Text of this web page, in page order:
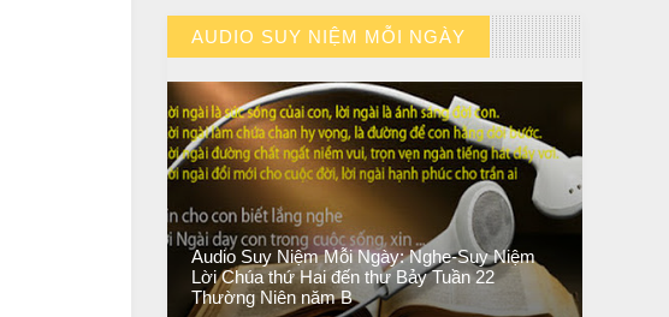
AUDIO SUY NIỆM MỖI NGÀY
// VIEW MORE BY AUDIO SUY NIỆM MỖI NGÀY
Audio Suy Niệm Mỗi Ngày: Nghe-Suy Niệm
Lời Chúa thứ Hai đến thư Bảy Tuần 22
Thường Niên năm B